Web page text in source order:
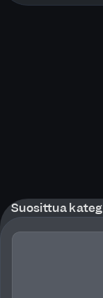
Suosittua